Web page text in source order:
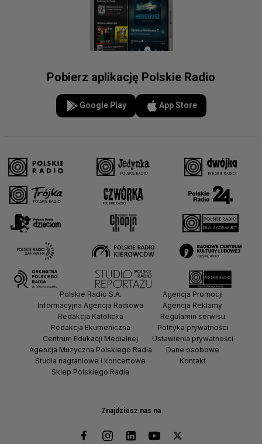
Pobierz aplikację Polskie Radio
Google Play App Store
Znajdziesz nas na
Polskie Radio S.A.
Informacyjna Agencja Radiowa
Redakcja Katolicka
Redakcja Ekumeniczna
Centrum Edukacji Medialnej
Agencja Muzyczna Polskiego Radia
Studia nagraniowe i koncertowe
Sklep Polskiego Radia
Agencja Promocji
Agencja Reklamy
Regulamin serwisu
Polityka prywatności
Ustawienia prywatności
Dane osobowe
Kontakt